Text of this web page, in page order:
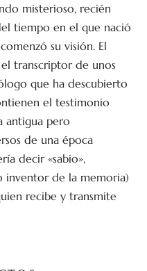
misterioso, recién
tiempo en el que nació
su visión. El
transcriptor de unos
que ha descubierto
el testimonio
antigua pero
de una época
decir «sabio»,
inventor de la memoria)
recibe y transmite